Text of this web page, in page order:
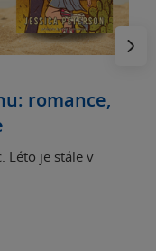
romance,
Léto je stále v